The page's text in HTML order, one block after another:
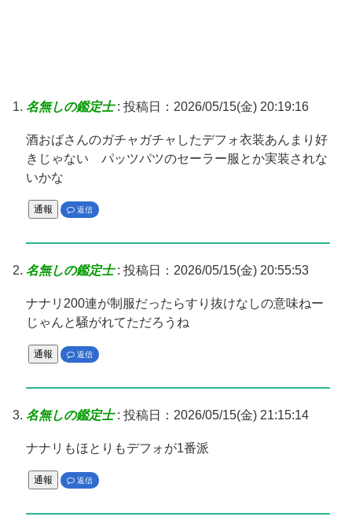
名無しの鑑定士: 投稿日：2026/05/15(金) 20:19:16
酒おばさんのガチャガチャしたデフォ衣装あんまり好
きじゃない パッツパツのセーラー服とか実装されな
いかな
通報 返信
名無しの鑑定士: 投稿日：2026/05/15(金) 20:55:53
ナナリ200連が制服だったらすり抜けなしの意味ねー
じゃんと騒がれてただろうね
通報 返信
名無しの鑑定士: 投稿日：2026/05/15(金) 21:15:14
ナナリもほとりもデフォが1番派
通報 返信